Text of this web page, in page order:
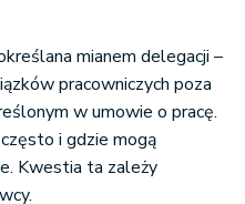
mianem delegacji –
pracowniczych poza
w umowie o pracę.
i gdzie mogą
Kwestia ta zależy